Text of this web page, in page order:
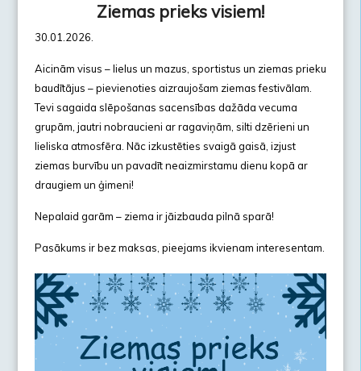
Ziemas prieks visiem!
30.01.2026.
Aicinām visus – lielus un mazus, sportistus un ziemas prieku
baudītājus – pievienoties aizraujošam ziemas festivālam.
Tevi sagaida slēpošanas sacensības dažāda vecuma
grupām, jautri nobraucieni ar ragaviņām, silti dzērieni un
lieliska atmosfēra. Nāc izkustēties svaigā gaisā, izjust
ziemas burvību un pavadīt neaizmirstamu dienu kopā ar
draugiem un ģimeni!
Nepalaid garām – ziema ir jāizbauda pilnā sparā!
Pasākums ir bez maksas, pieejams ikvienam interesentam.